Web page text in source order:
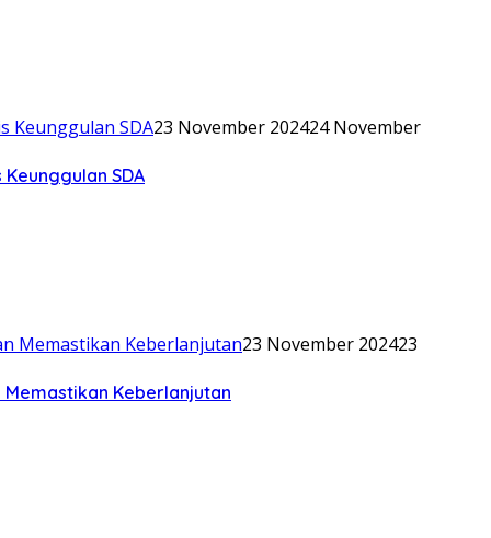
23 November 202424 November
SDA
23 November 202423
Memastikan Keberlanjutan